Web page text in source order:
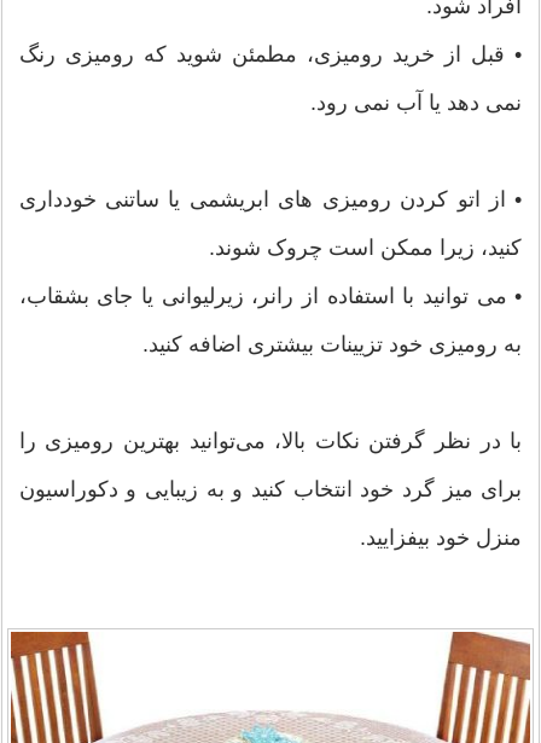
افراد شود.
• قبل از خرید رومیزی، مطمئن شوید که رومیزی رنگ
نمی دهد یا آب نمی رود.
• از اتو کردن رومیزی های ابریشمی یا ساتنی خودداری
کنید، زیرا ممکن است چروک شوند.
• می توانید با استفاده از رانر، زیرلیوانی یا جای بشقاب،
به رومیزی خود تزیینات بیشتری اضافه کنید.
با در نظر گرفتن نکات بالا، می‌توانید بهترین رومیزی را
برای میز گرد خود انتخاب کنید و به زیبایی و دکوراسیون
منزل خود بیفزایید.